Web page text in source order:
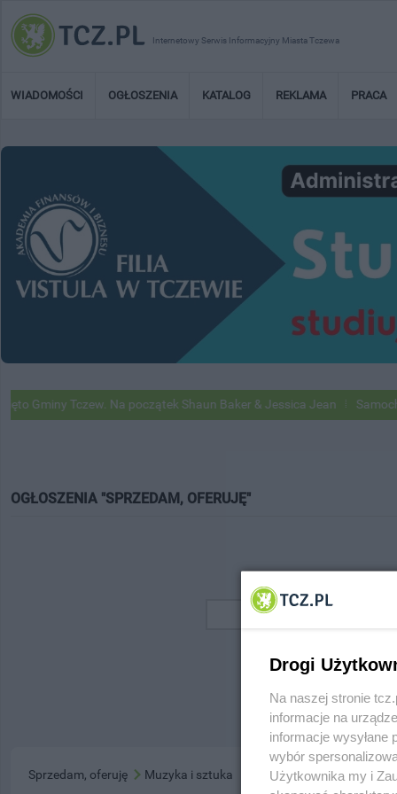
Internetowy Serwis Informacyjny Miasta Tczewa
WIADOMOŚCI OGŁOSZENIA KATALOG REKLAMA PRACA
Gminy Tczew. Na początek Shaun Baker & Jessica Jean
OGŁOSZENIA "SPRZEDAM, OFERUJĘ"
Sprzedam, oferuję Muzyka i sztuka
Drogi
Na naszej stronie
informacje na
informacje wysyłane
wybór
Użytkownika my i